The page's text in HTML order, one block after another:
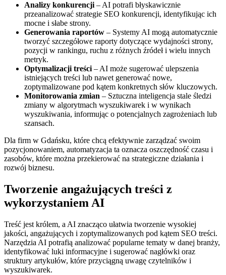
Analizy konkurencji – AI potrafi błyskawicznie
przeanalizować strategie SEO konkurencji, identyfikując ich
mocne i słabe strony.
Generowania raportów – Systemy AI mogą automatycznie
tworzyć szczegółowe raporty dotyczące wydajności strony,
pozycji w rankingu, ruchu z różnych źródeł i wielu innych
metryk.
Optymalizacji treści – AI może sugerować ulepszenia
istniejących treści lub nawet generować nowe,
zoptymalizowane pod kątem konkretnych słów kluczowych.
Monitorowania zmian – Sztuczna inteligencja stale śledzi
zmiany w algorytmach wyszukiwarek i w wynikach
wyszukiwania, informując o potencjalnych zagrożeniach lub
szansach.
Dla firm w Gdańsku, które chcą efektywnie zarządzać swoim
pozycjonowaniem, automatyzacja ta oznacza oszczędność czasu i
zasobów, które można przekierować na strategiczne działania i
rozwój biznesu.
Tworzenie angażujących treści z
wykorzystaniem AI
Treść jest królem, a AI znacząco ułatwia tworzenie wysokiej
jakości, angażujących i zoptymalizowanych pod kątem SEO treści.
Narzędzia AI potrafią analizować popularne tematy w danej branży,
identyfikować luki informacyjne i sugerować nagłówki oraz
struktury artykułów, które przyciągną uwagę czytelników i
wyszukiwarek.